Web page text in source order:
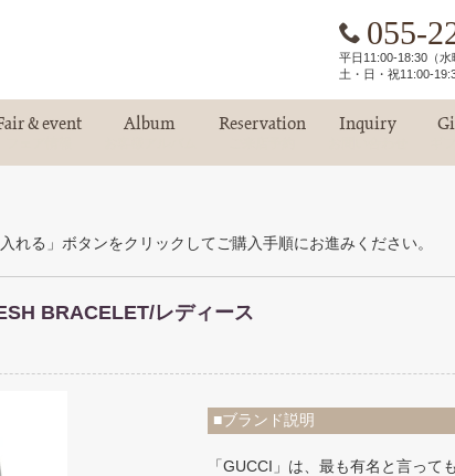
055-
平日11:00-18:30（水
土・日・祝11:00-
& event Album Reservation Inquiry
る」ボタンをクリックしてご購入手順にお進みください。
BRACELET/レディース
■ブランド説明
「GUCCI」は、最も有名と言っ